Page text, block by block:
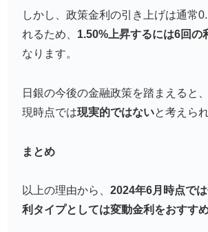
しかし、政策金利の引き上げは通常
れるため、 1.50%上昇するには6回の
なります。
日銀の今後の金融政策を踏まえると
現時点では現実的ではないと考えら
まとめ
以上の理由から、2024年6月時点で
利タイプとしては変動金利をおすす